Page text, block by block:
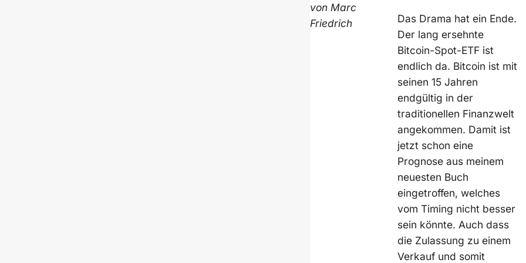
von Marc
Friedrich
Das Drama hat ein Ende.
Der lang ersehnte
Bitcoin-Spot-ETF ist
endlich da. Bitcoin ist mit
seinen 15 Jahren
endgültig in der
traditionellen Finanzwelt
angekommen. Damit ist
jetzt schon eine
Prognose aus meinem
neuesten Buch
eingetroffen, welches
vom Timing nicht besser
sein könnte. Auch dass
die Zulassung zu einem
Verkauf und somit